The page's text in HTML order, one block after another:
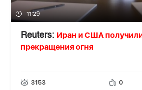
11:29
Reuters: Иран и США
прекращения огня
3153 0